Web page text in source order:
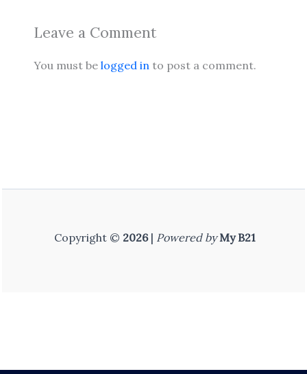
Leave a Comment
You must be logged into post a comment.
Copyright © 2026| Powered by My B21